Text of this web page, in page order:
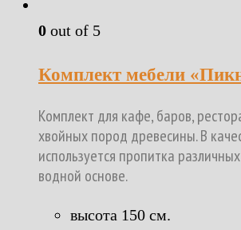
0 out of 5
Комплект мебели
Комплект для кафе, баров,
хвойных пород древесины. В
используется пропитка
водной основе.
высота 150 см.